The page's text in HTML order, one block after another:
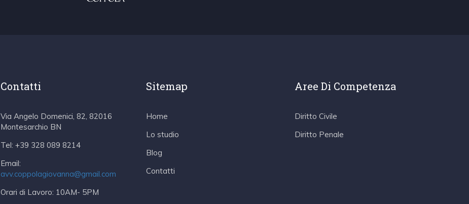
Contatti
Via Angelo Domenici, 82, 82016
Montesarchio BN
Tel: +39 328 089 8214
Email:
avv.coppolagiovanna@gmail.com
Orari di Lavoro: 10AM- 5PM
Sitemap
Home
Lo studio
Blog
Contatti
Aree Di Competenza
Diritto Civile
Diritto Penale